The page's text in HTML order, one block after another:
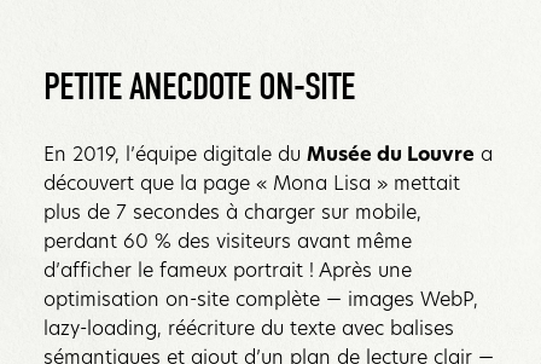
PETITE ANECDOTE ON-SITE
En 2019, l’équipe digitale du Musée du Louvre a
découvert que la page « Mona Lisa » mettait
plus de 7 secondes à charger sur mobile,
perdant 60 % des visiteurs avant même
d’afficher le fameux portrait ! Après une
optimisation on-site complète — images WebP,
lazy-loading, réécriture du texte avec balises
sémantiques et ajout d’un plan de lecture clair —